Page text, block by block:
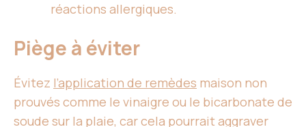
réactions allergiques.
Piège à éviter
Évitez l’application de remèdes maison non
prouvés comme le vinaigre ou le bicarbonate de
soude sur la plaie, car cela pourrait aggraver